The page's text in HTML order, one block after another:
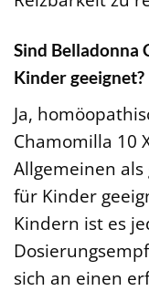
Sind Belladonna
Kinder geeignet?
Ja,
Chamomilla 10
Allgemeinen
für Kinder
Kindern ist es
sich an einen